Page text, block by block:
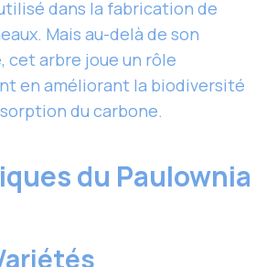
dans la fabrication de
Mais au-delà de son
cet arbre joue un rôle
en améliorant la biodiversité
du carbone.
du Paulownia